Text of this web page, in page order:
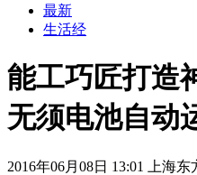
最新
生活经
能工巧匠打造
无须电池自动
2016年06月08日 13:01 上海东